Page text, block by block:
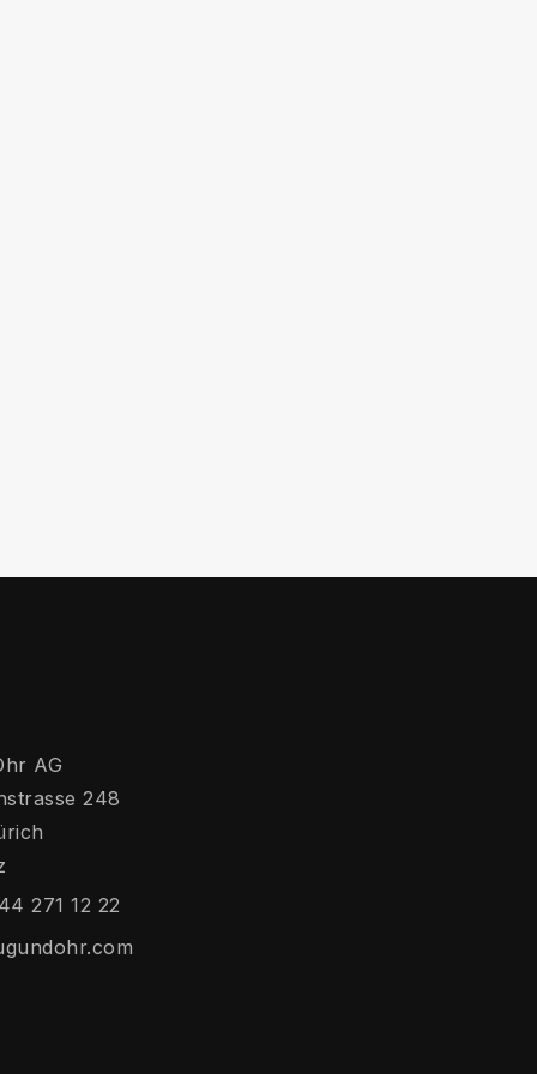
AG
248
271 12 22